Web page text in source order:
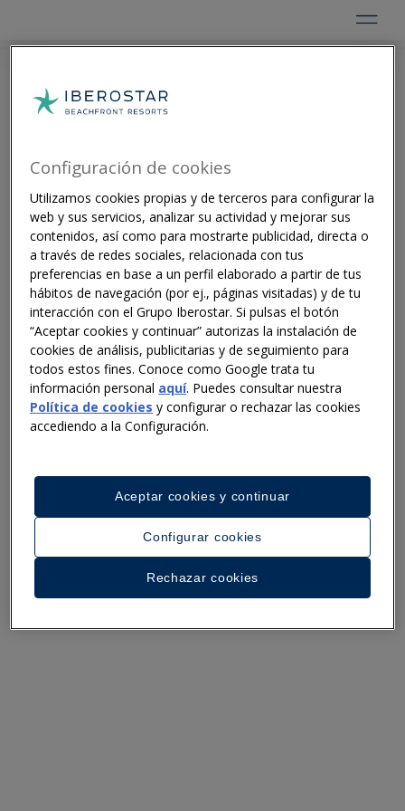
READING MINUTES
© IBEROSTAR GROUP, 2026
Configuración de cookies
Utilizamos cookies propias y de terceros para configurar la
web y sus servicios, analizar su actividad y mejorar sus
contenidos, así como para mostrarte publicidad, directa o
a través de redes sociales, relacionada con tus
preferencias en base a un perfil elaborado a partir de tus
hábitos de navegación (por ej., páginas visitadas) y de tu
interacción con el Grupo Iberostar. Si pulsas el botón
“Aceptar cookies y continuar” autorizas la instalación de
cookies de análisis, publicitarias y de seguimiento para
todos estos fines. Conoce como Google trata tu
información personal aquí. Puedes consultar nuestra
Política de cookies y configurar o rechazar las cookies
accediendo a la Configuración.
Configurar cookies
Rechazar cookies
Aceptar cookies y continuar